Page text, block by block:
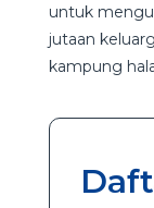
untuk
jutaan
kampung